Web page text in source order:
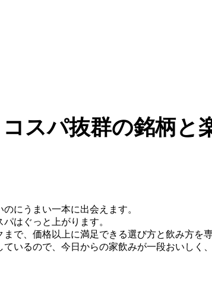
スパ抜群の銘柄と
にうまい一本に出会えます。
はぐっと上がります。
で、価格以上に満足できる選び方と飲み方を
いるので、今日からの家飲みが一段おいしく